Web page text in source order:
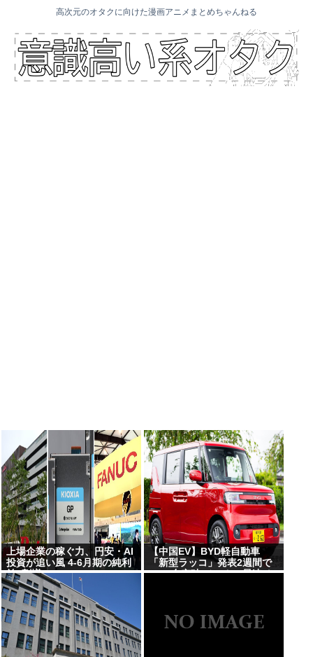
高次元のオタクに向けた漫画アニメまとめちゃんねる
上場企業の稼ぐ力、円安・AI
投資が追い風 4-6月期の純利
益7割増
【中国EV】BYD軽自動車
「新型ラッコ」発表2週間で
1000台突破 メーカー最速ペ